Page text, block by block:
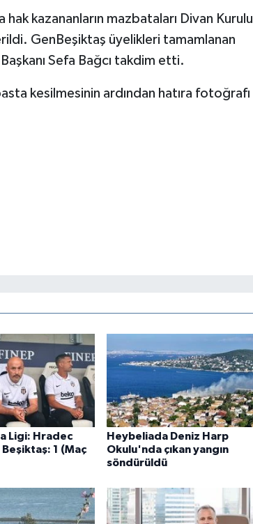
kazananların mazbataları Divan Kurulu
GenBeşiktaş üyelikleri tamamlanan
Sefa Bağcı takdim etti.
kesilmesinin ardından hatıra fotoğrafı
Ligi: Hradec
1 (Maç
Heybeliada Deniz Harp
Okulu'nda çıkan yangın
söndürüldü